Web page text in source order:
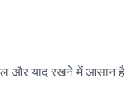
और याद रखने में आसान